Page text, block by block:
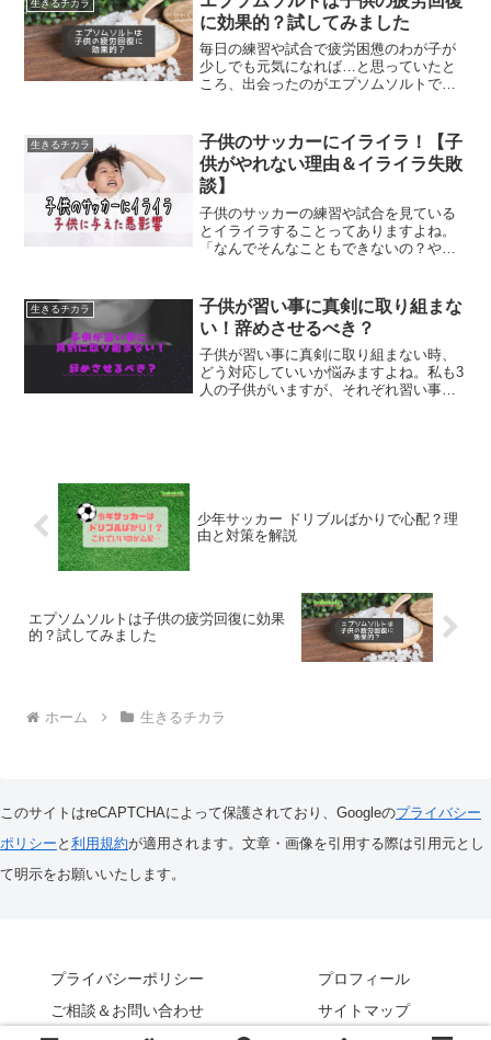
どの成長期のケガは、...
生きるチカラ
に効果的？試してみました
毎日の練習や試合で疲労困憊のわが子が
少しでも元気になれば…と思っていたと
ころ、出会ったのがエプソムソルトでし
呂に入るだけで疲労回復につながれば手
軽で嬉しいですよね！「子...
生きるチカラ
子供のサッカーにイライラ！【子
供がやれない理由＆イライラ失敗
談】
子供のサッカーの練習や試合を見ている
とイライラすることってありますよね。
「なんでそんなこともできないの？やる
ーを見てると、よくそんな気持ちになっ
ては自己嫌悪に陥っていた...
生きるチカラ
子供が習い事に真剣に取り組まな
い！辞めさせるべき？
子供が習い事に真剣に取り組まない時、
どう対応していいか悩みますよね。私も3
人の子供がいますが、それぞれ習い事イ
少年サッカー ドリブルばかりで心配？理
由と対策を解説
エプソムソルトは子供の疲労回復に効果
的？試してみました
ホーム 生きるチカラ
このサイトはreCAPTCHAによって保護されており、Googleのプライバシー
ポリシー と 利用規約が適用されます。文章・画像を引用する際は引用元とし
て明示をお願いいたします。
プライバシーポリシー
プロフィール
ご相談＆お問い合わせ
サイトマップ